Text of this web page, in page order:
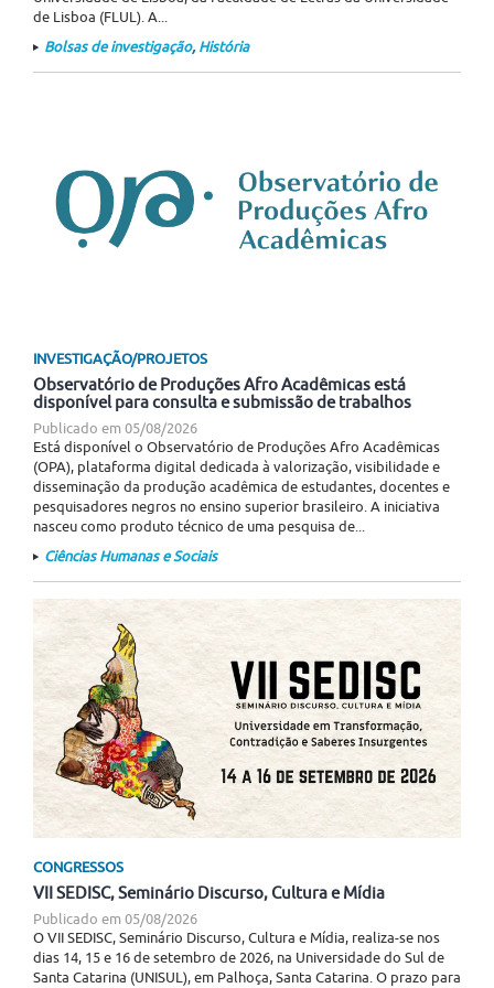
de Lisboa (FLUL). A...
Bolsas de investigação, História
INVESTIGAÇÃO/PROJETOS
Observatório de Produções Afro Acadêmicas está
disponível para consulta e submissão de trabalhos
Publicado em 05/08/2026
Está disponível o Observatório de Produções Afro Acadêmicas
(OPA), plataforma digital dedicada à valorização, visibilidade e
disseminação da produção acadêmica de estudantes, docentes e
pesquisadores negros no ensino superior brasileiro. A iniciativa
nasceu como produto técnico de uma pesquisa de...
Ciências Humanas e Sociais
CONGRESSOS
VII SEDISC, Seminário Discurso, Cultura e Mídia
Publicado em 05/08/2026
O VII SEDISC, Seminário Discurso, Cultura e Mídia, realiza-se nos
dias 14, 15 e 16 de setembro de 2026, na Universidade do Sul de
Santa Catarina (UNISUL), em Palhoça, Santa Catarina. O prazo para